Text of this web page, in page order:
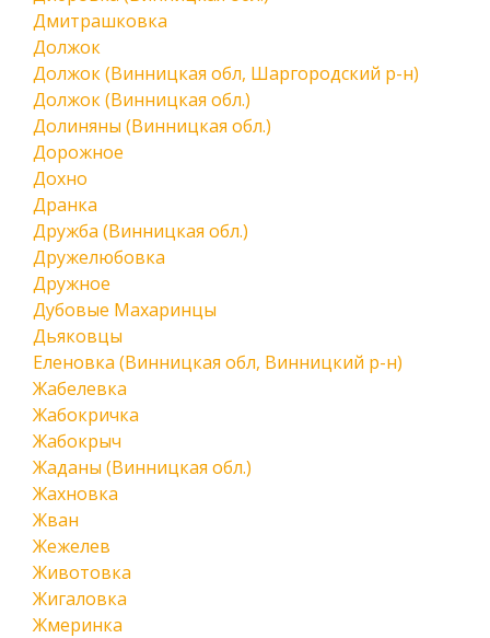
Дмитрашковка
Должок
Должок (Винницкая обл, Шаргородский р-н)
Должок (Винницкая обл.)
Долиняны (Винницкая обл.)
Дорожное
Дохно
Дранка
Дружба (Винницкая обл.)
Дружелюбовка
Дружное
Дубовые Махаринцы
Дьяковцы
Еленовка (Винницкая обл, Винницкий р-н)
Жабелевка
Жабокричка
Жабокрыч
Жаданы (Винницкая обл.)
Жахновка
Жван
Жежелев
Животовка
Жигаловка
Жмеринка